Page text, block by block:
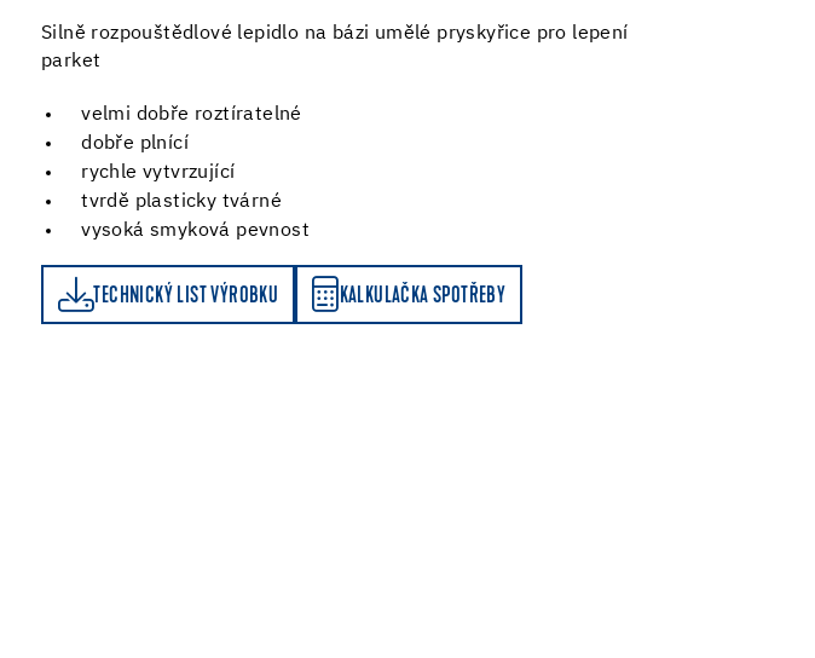
Silně rozpouštědlové lepidlo na bázi umělé pryskyřice pro lepení
parket
velmi dobře roztíratelné
dobře plnící
rychle vytvrzující
tvrdě plasticky tvárné
vysoká smyková pevnost
TECHNICKÝ LIST VÝROBKU KALKULAČKA SPOTŘEBY
KALKULAČKA SPOTŘEBY